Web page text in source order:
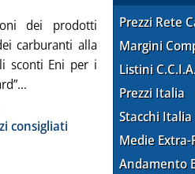
dei prodotti
carburanti alla
sconti Eni per i
Leggi tutta la notizia:
consigliati
Prezzi Rete
Margini
Listini
Prezzi Italia
Stacchi Italia
Medie Extra-
Andamento